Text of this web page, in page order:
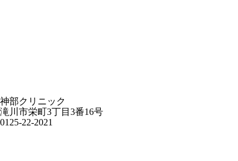
神部クリニック
滝川市栄町3丁目3番16号
0125-22-2021